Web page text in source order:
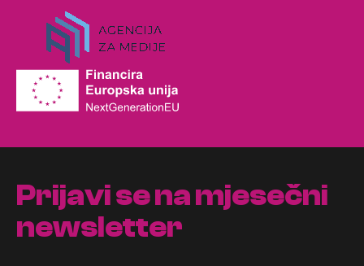
Prijavi se na mjesečni
newsletter